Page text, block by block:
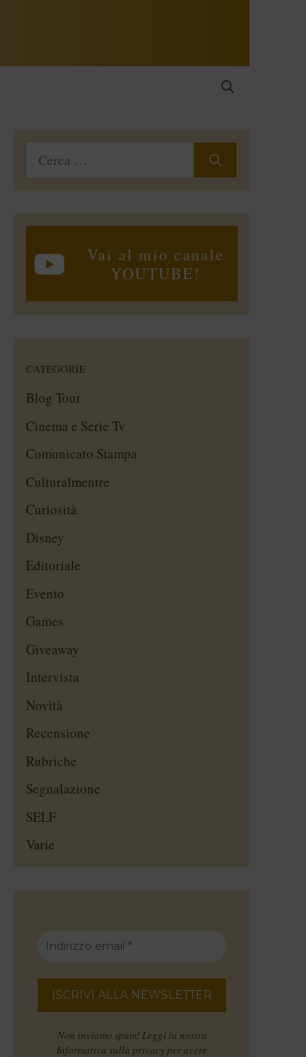
Ricerca
Vai al mio canale
YOUTUBE!
CATEGORIE
Blog Tour
Cinema e Serie Tv
Comunicato Stampa
Culturalmentre
Curiosità
Disney
Editoriale
Evento
Games
Giveaway
Intervista
Novità
Recensione
Rubriche
Segnalazione
SELF
Varie
Non inviamo spam! Leggi la nostra
Informativa sulla privacy per avere